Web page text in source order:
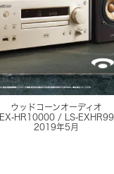
ウッドコーンオーディオ
EX-HR10000 / LS-EXHR99
2019年5月